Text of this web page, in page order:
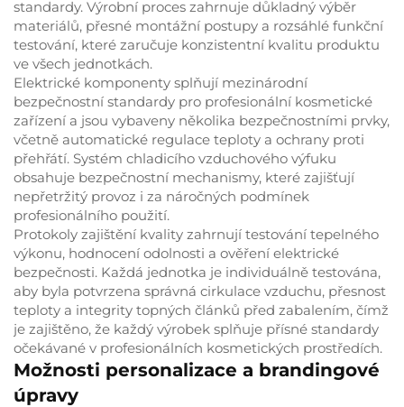
standardy. Výrobní proces zahrnuje důkladný výběr
materiálů, přesné montážní postupy a rozsáhlé funkční
testování, které zaručuje konzistentní kvalitu produktu
ve všech jednotkách.
Elektrické komponenty splňují mezinárodní
bezpečnostní standardy pro profesionální kosmetické
zařízení a jsou vybaveny několika bezpečnostními prvky,
včetně automatické regulace teploty a ochrany proti
přehřátí. Systém chladicího vzduchového výfuku
obsahuje bezpečnostní mechanismy, které zajišťují
nepřetržitý provoz i za náročných podmínek
profesionálního použití.
Protokoly zajištění kvality zahrnují testování tepelného
výkonu, hodnocení odolnosti a ověření elektrické
bezpečnosti. Každá jednotka je individuálně testována,
aby byla potvrzena správná cirkulace vzduchu, přesnost
teploty a integrity topných článků před zabalením, čímž
je zajištěno, že každý výrobek splňuje přísné standardy
očekávané v profesionálních kosmetických prostředích.
Možnosti personalizace a brandingové
úpravy